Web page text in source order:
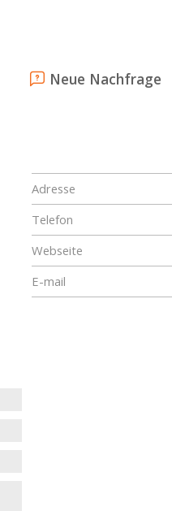
Neue Nachfrage
Adresse
Telefon
Webseite
E-mail